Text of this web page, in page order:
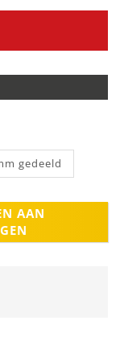
gedeeld
AAN